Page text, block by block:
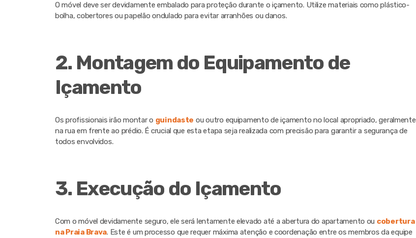
O móvel deve ser devidamente embalado para proteção durante o içamento. Utilize materiais como plástico-
bolha, cobertores ou papelão ondulado para evitar arranhões ou danos.
2. Montagem do Equipamento de
Içamento
Os profissionais irão montar o guindaste ou outro equipamento de içamento no local apropriado, geralmente
na rua em frente ao prédio. É crucial que esta etapa seja realizada com precisão para garantir a segurança de
todos envolvidos.
3. Execução do Içamento
Com o móvel devidamente seguro, ele será lentamente elevado até a abertura do apartamento ou cobertura
na Praia Brava. Este é um processo que requer máxima atenção e coordenação entre os membros da equipe